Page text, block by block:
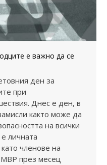
е важно да се
ден за
при
Днес е ден, в
както може да
на всички
личната
членове на
през месец